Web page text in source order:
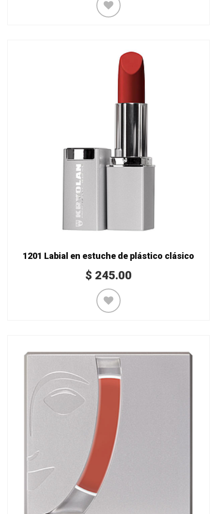
1201 Labial en estuche de plástico clásico
$ 245.00